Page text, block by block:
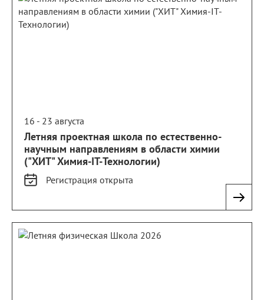
16 - 23 августа
Летняя проектная школа по естественно-
научным направлениям в области химии
("ХИТ" Химия-IT-Технологии)
Регистрация открыта